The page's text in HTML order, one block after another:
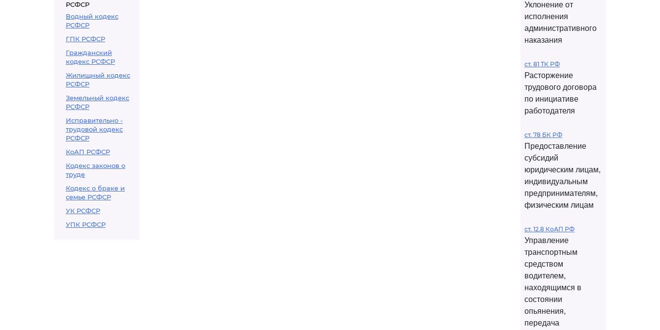
РСФСР
Водный кодекс
РСФСР
ГПК РСФСР
Гражданский
кодекс РСФСР
Жилищный кодекс
РСФСР
Земельный кодекс
РСФСР
Исправительно -
трудовой кодекс
РСФСР
КоАП РСФСР
Кодекс законов о
труде
Кодекс о браке и
семье РСФСР
УК РСФСР
УПК РСФСР
Уклонение от
исполнения
административного
наказания
ст. 81 ТК РФ
Расторжение
трудового договора
по инициативе
работодателя
ст. 78 БК РФ
Предоставление
субсидий
юридическим лицам,
индивидуальным
предпринимателям,
физическим лицам
ст. 12.8 КоАП РФ
Управление
транспортным
средством
водителем,
находящимся в
состоянии
опьянения,
передача